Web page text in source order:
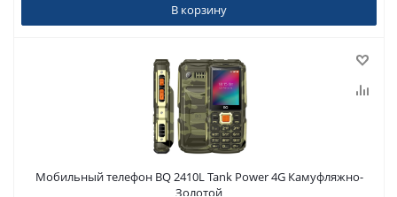
В корзину
Мобильный телефон BQ 2410L Tank Power 4G Камуфляжно-
Золотой